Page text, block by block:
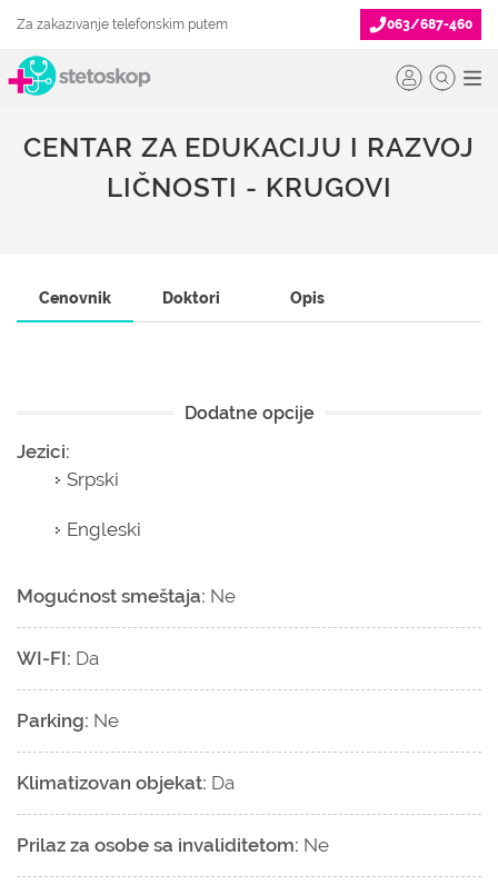
Za zakazivanje telefonskim putem 063/687-460
CENTAR ZA EDUKACIJU I RAZVOJ
LIČNOSTI - KRUGOVI
Cenovnik Doktori Opis
Dodatne opcije
Jezici:
Srpski
Engleski
Mogućnost smeštaja: Ne
WI-FI: Da
Parking: Ne
Klimatizovan objekat: Da
Prilaz za osobe sa invaliditetom: Ne